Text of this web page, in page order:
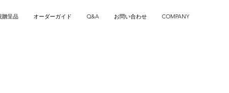
贈呈品 オーダーガイド Q&A お問い合わせ COMPANY